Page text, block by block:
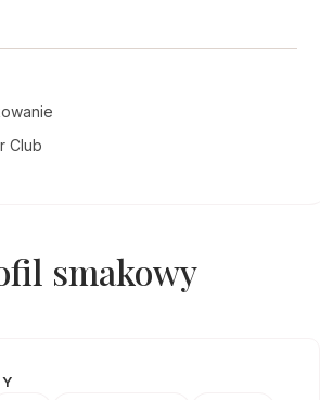
Club
smakowy